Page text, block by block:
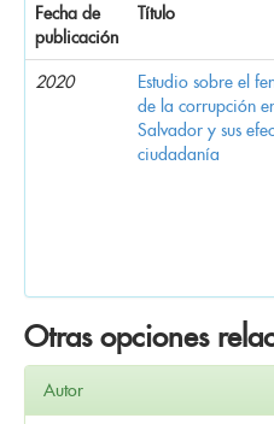
Fecha de
publicación
Título
2020
Estudio sobre el
de la corrupción
Salvador y sus
ciudadanía
Otras opciones
Autor